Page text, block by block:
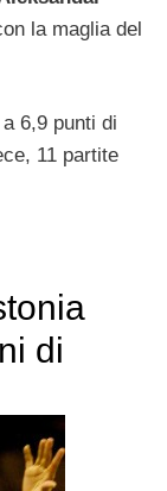
la maglia del
6,9 punti di
11 partite
di